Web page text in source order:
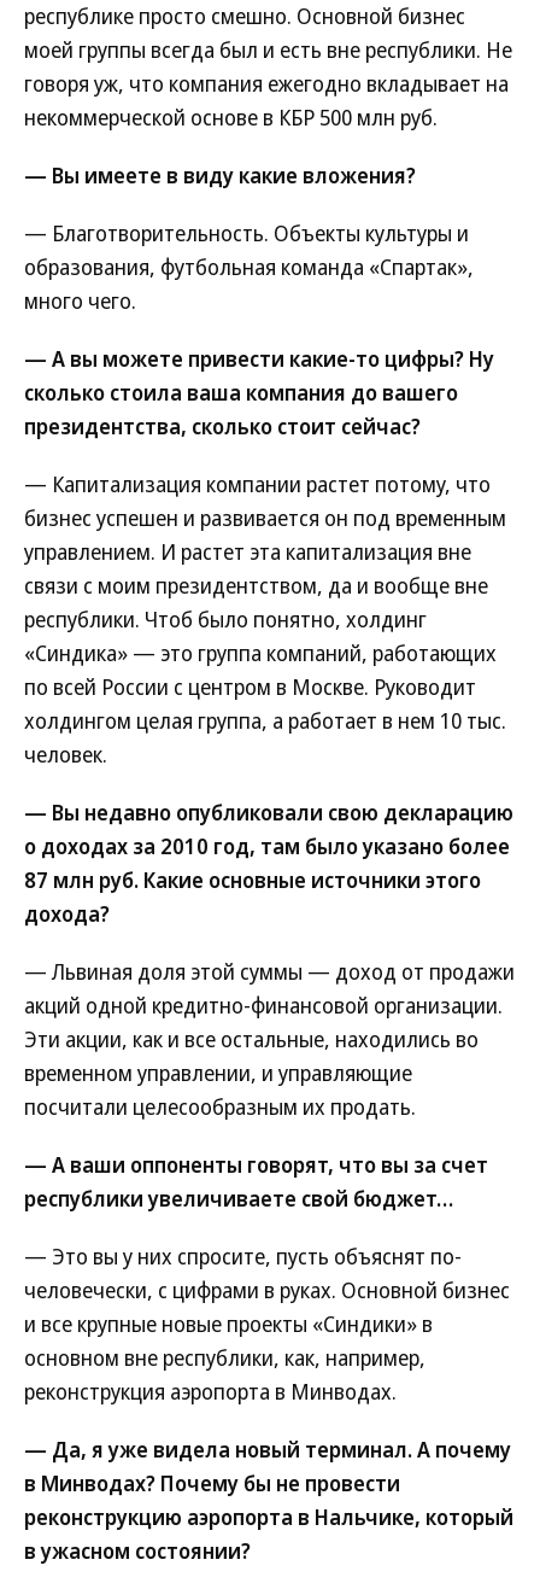
республике просто смешно. Основной бизнес
моей группы всегда был и есть вне республики. Не
говоря уж, что компания ежегодно вкладывает на
некоммерческой основе в КБР 500 млн руб.
— Вы имеете в виду какие вложения?
— Благотворительность. Объекты культуры и
образования, футбольная команда «Спартак»,
много чего.
— А вы можете привести какие-то цифры? Ну
сколько стоила ваша компания до вашего
президентства, сколько стоит сейчас?
— Капитализация компании растет потому, что
бизнес успешен и развивается он под временным
управлением. И растет эта капитализация вне
связи с моим президентством, да и вообще вне
республики. Чтоб было понятно, холдинг
«Синдика» — это группа компаний, работающих
по всей России с центром в Москве. Руководит
холдингом целая группа, а работает в нем 10 тыс.
человек.
— Вы недавно опубликовали свою декларацию
о доходах за 2010 год, там было указано более
87 млн руб. Какие основные источники этого
дохода?
— Львиная доля этой суммы — доход от продажи
акций одной кредитно-финансовой организации.
Эти акции, как и все остальные, находились во
временном управлении, и управляющие
посчитали целесообразным их продать.
— А ваши оппоненты говорят, что вы за счет
республики увеличиваете свой бюджет…
— Это вы у них спросите, пусть объяснят по-
человечески, с цифрами в руках. Основной бизнес
и все крупные новые проекты «Синдики» в
основном вне республики, как, например,
реконструкция аэропорта в Минводах.
— Да, я уже видела новый терминал. А почему
в Минводах? Почему бы не провести
реконструкцию аэропорта в Нальчике, который
в ужасном состоянии?